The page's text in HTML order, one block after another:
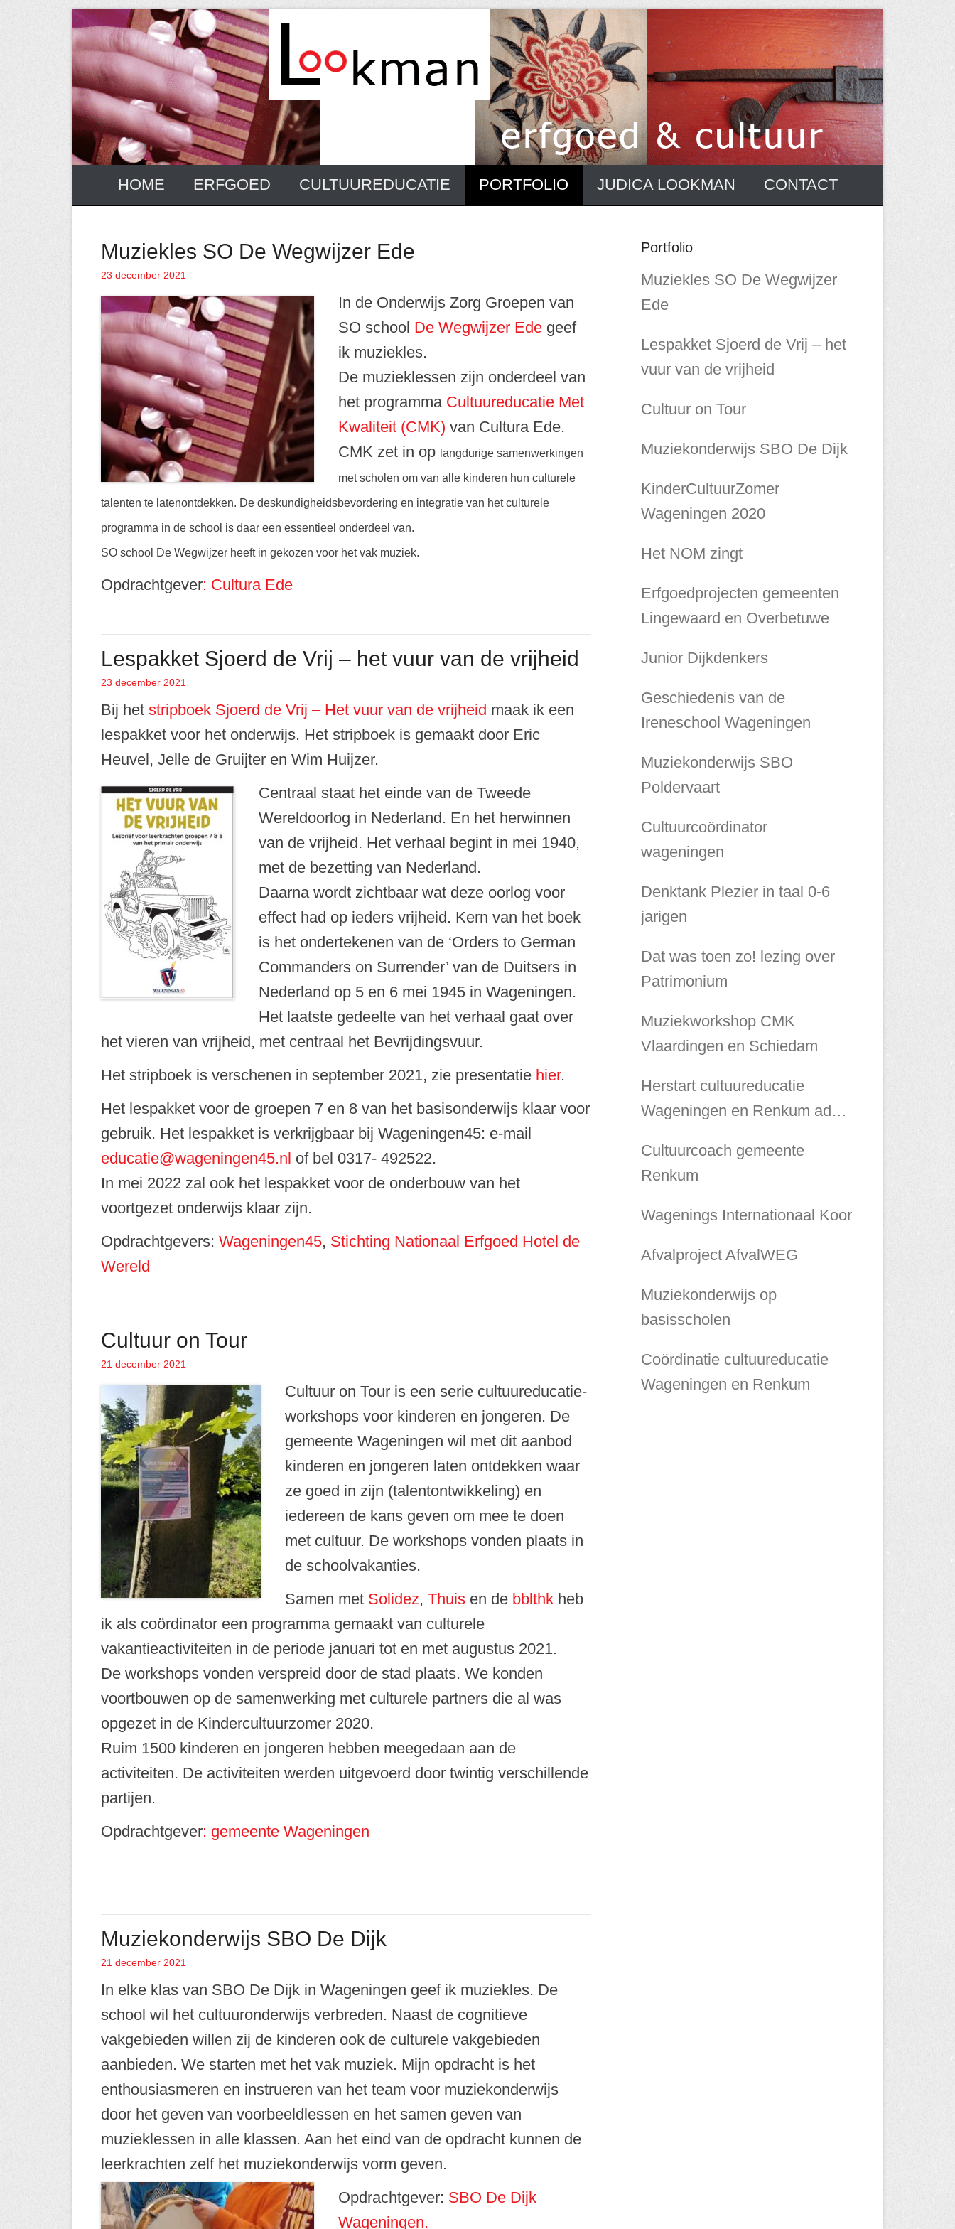
Ga
naar
de
inhoud
HOME ERFGOED CULTUUREDUCATIE PORTFOLIO JUDICA LOOKMAN CONTACT
Muziekles SO De Wegwijzer Ede
Geplaatst op
23 december 2021
In de Onderwijs Zorg Groepen van
SO school De Wegwijzer Edegeef
ik muziekles.
De muzieklessen zijn onderdeel van
het programmaCultuureducatie Met
Kwaliteit (CMK) van Cultura Ede.
CMK zet in op langdurige samenwerkingen
met scholen om van alle kinderen hun culturele
talenten te latenontdekken. De deskundigheidsbevordering en integratie van het culturele
programma in de school is daar een essentieel onderdeel van.
SO school De Wegwijzer heeft in gekozen voor het vak muziek.
Opdrachtgever: Cultura Ede
Lespakket Sjoerd de Vrij – het vuur van de vrijheid
Geplaatst op
23 december 2021
Bij het stripboek Sjoerd de Vrij – Het vuur van de vrijheid maak ik een
lespakket voor het onderwijs. Het stripboek is gemaakt door Eric
Heuvel, Jelle de Gruijter en Wim Huijzer.
Centraal staat het einde van de Tweede
Wereldoorlog in Nederland. En het herwinnen
van de vrijheid. Het verhaal begint in mei 1940,
met de bezetting van Nederland.
Daarna wordt zichtbaar wat deze oorlog voor
effect had op ieders vrijheid. Kern van het boek
is het ondertekenen van de ‘Orders to German
Commanders on Surrender’ van de Duitsers in
Nederland op 5 en 6 mei 1945 in Wageningen.
Het laatste gedeelte van het verhaal gaat over
het vieren van vrijheid, met centraal het Bevrijdingsvuur.
Het stripboek is verschenen in september 2021, zie presentatie hier.
Het lespakket voor de groepen 7 en 8 van het basisonderwijs klaar voor
gebruik. Het lespakket is verkrijgbaar bij Wageningen45: e-mail
educatie@wageningen45.nl of bel 0317- 492522.
In mei 2022 zal ook het lespakket voor de onderbouw van het
voortgezet onderwijs klaar zijn.
Opdrachtgevers: Wageningen45, Stichting Nationaal Erfgoed Hotel de
Wereld
Cultuur on Tour
Geplaatst op
21 december 2021
Cultuur on Tour is een serie cultuureducatie-
workshops voor kinderen en jongeren. De
gemeente Wageningen wil met dit aanbod
kinderen en jongeren laten ontdekken waar
ze goed in zijn (talentontwikkeling) en
iedereen de kans geven om mee te doen
met cultuur. De workshops vonden plaats in
de schoolvakanties.
Samen met Solidez, Thuisen de bblthkheb
ik als coördinator een programma gemaakt van culturele
vakantieactiviteiten in de periode januari tot en met augustus 2021.
De workshops vonden verspreid door de stad plaats. We konden
voortbouwen op de samenwerking met culturele partners die al was
opgezet in de Kindercultuurzomer 2020.
Ruim 1500 kinderen en jongeren hebben meegedaan aan de
activiteiten. De activiteiten werden uitgevoerd door twintig verschillende
partijen.
Opdrachtgever: gemeente Wageningen
Muziekonderwijs SBO De Dijk
Geplaatst op
21 december 2021
In elke klas van SBO De Dijk in Wageningen geef ik muziekles. De
school wil het cultuuronderwijs verbreden. Naast de cognitieve
vakgebieden willen zij de kinderen ook de culturele vakgebieden
aanbieden. We starten met het vak muziek. Mijn opdracht is het
enthousiasmeren en instrueren van het team voor muziekonderwijs
door het geven van voorbeeldlessen en het samen geven van
muzieklessen in alle klassen. Aan het eind van de opdracht kunnen de
leerkrachten zelf het muziekonderwijs vorm geven.
Opdrachtgever: SBO De Dijk
Wageningen.
Portfolio
Muziekles SO De Wegwijzer
Ede
Lespakket Sjoerd de Vrij – het
vuur van de vrijheid
Cultuur on Tour
Muziekonderwijs SBO De Dijk
KinderCultuurZomer
Wageningen 2020
Het NOM zingt
Erfgoedprojecten gemeenten
Lingewaard en Overbetuwe
Junior Dijkdenkers
Geschiedenis van de
Ireneschool Wageningen
Muziekonderwijs SBO
Poldervaart
Cultuurcoördinator
wageningen
Denktank Plezier in taal 0-6
jarigen
Dat was toen zo! lezing over
Patrimonium
Muziekworkshop CMK
Vlaardingen en Schiedam
Herstart cultuureducatie
Wageningen en Renkum ad
Cultuurcoach gemeente
Renkum
Wagenings Internationaal Koor
Afvalproject AfvalWEG
Muziekonderwijs op
basisscholen
Coördinatie cultuureducatie
Wageningen en Renkum